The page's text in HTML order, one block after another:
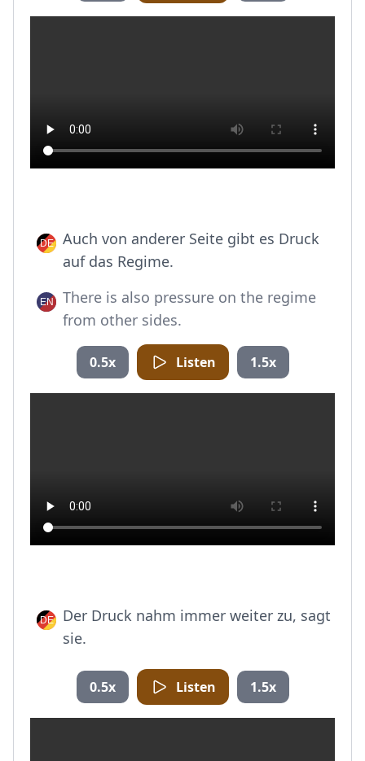
Auch von anderer Seite gibt es Druck
auf das Regime.
There is also pressure on the regime
from other sides.
0.5x Listen 1.5x
Der Druck nahm immer weiter zu, sagt
sie.
0.5x Listen 1.5x